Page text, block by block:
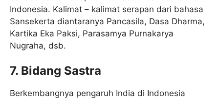
Indonesia. Kalimat – kalimat serapan dari bahasa
Sansekerta diantaranya Pancasila, Dasa Dharma,
Kartika Eka Paksi, Parasamya Purnakarya
Nugraha, dsb.
7. Bidang Sastra
Berkembangnya pengaruh India di Indonesia